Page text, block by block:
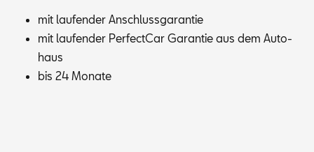
mit lau­fen­der An­schluss­ga­ran­tie
mit lau­fen­der Per­fec­t­Car Ga­ran­tie aus dem Au­to­
haus
bis 24 Mo­na­te